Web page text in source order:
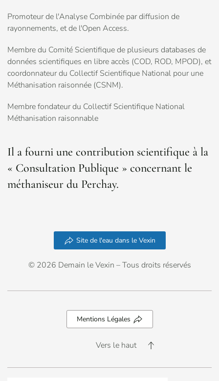
Promoteur de l'Analyse Combinée par diffusion de
rayonnements, et de l'Open Access.
Membre du Comité Scientifique de plusieurs databases de
données scientifiques en libre accès (COD, ROD, MPOD), et
coordonnateur du Collectif Scientifique National pour une
Méthanisation raisonnée (CSNM).
Membre fondateur du Collectif Scientifique National
Méthanisation raisonnable
Il a fourni une contribution scientifique à la
« Consultation Publique » concernant le
méthaniseur du Perchay.
Site de l'eau dans le Vexin
© 2026 Demain le Vexin – Tous droits réservés
Mentions Légales
Vers le haut